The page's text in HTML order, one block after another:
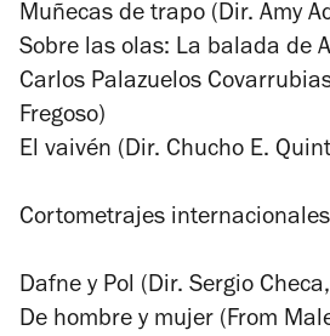
Muñecas de trapo (Dir. Amy
Sobre las olas: La balada de
Carlos Palazuelos
Fregoso)
El vaivén (Dir. Chucho E.
Cortometrajes
Dafne y Pol (Dir. Sergio
De hombre y mujer (From